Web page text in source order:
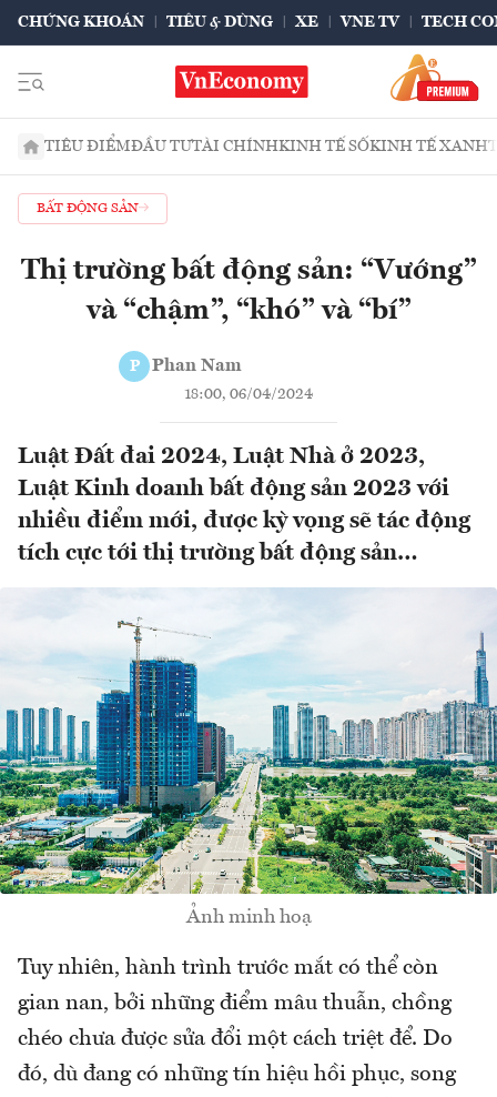
CHỨNG KHOÁN TIÊU & DÙNG XE VNE TV TECH
TIÊU ĐIỂMĐẦU TƯTÀI CHÍNHKINH TẾ SỐKINH TẾ XANH
BẤT ĐỘNG SẢN
Thị trường bất động sản: “Vướng”
và “chậm”, “khó” và “bí”
P Phan Nam
18:00, 06/04/2024
Luật Đất đai 2024, Luật Nhà ở 2023,
Luật Kinh doanh bất động sản 2023 với
nhiều điểm mới, được kỳ vọng sẽ tác động
tích cực tới thị trường bất động sản…
Ảnh minh hoạ
Tuy nhiên, hành trình trước mắt có thể còn
gian nan, bởi những điểm mâu thuẫn, chồng
chéo chưa được sửa đổi một cách triệt để. Do
đó, dù đang có những tín hiệu hồi phục, song